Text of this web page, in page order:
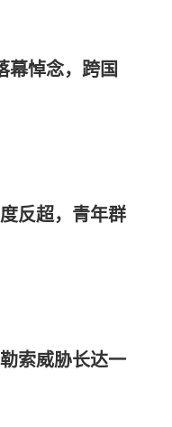
幕悼念，跨国
反超，青年群
索威胁长达一